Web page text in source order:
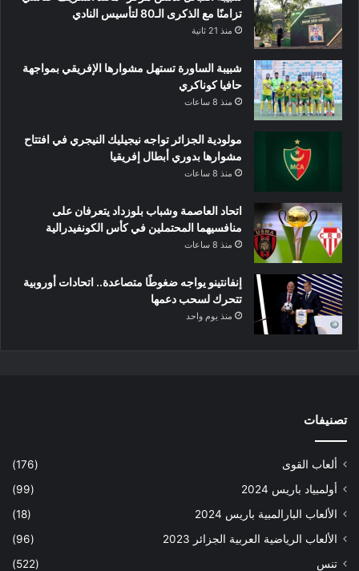
تزامنًا مع الذكرى الـ80 لتأسيس النادي
منذ 21 ثانية
شبيبة الساورة تستهل مشوارها الإفريقي بمواجهة
حافيا كوناكري
منذ 8 ساعات
مولودية الجزائر تواجه نيجيليك النيجري في افتتاح
مشوارها بدوري أبطال إفريقيا
منذ 8 ساعات
اتحاد العاصمة وشباب بلوزداد يتعرفان على
منافسيهما المحتملين في كأس الكونفيدرالية
منذ 8 ساعات
إنفانتينو يواجه ضغوطًا متصاعدة.. اتحادات أوروبية
تتحرك لسحب دعمها
منذ يوم واحد
تصنيفات
ألعاب القوى
(176)
أولمبياد باريس 2024
(99)
الألعاب البارالمبية باريس 2024
(18)
الألعاب الرياضية العربية الجزائر 2023
(96)
تنس
(522)